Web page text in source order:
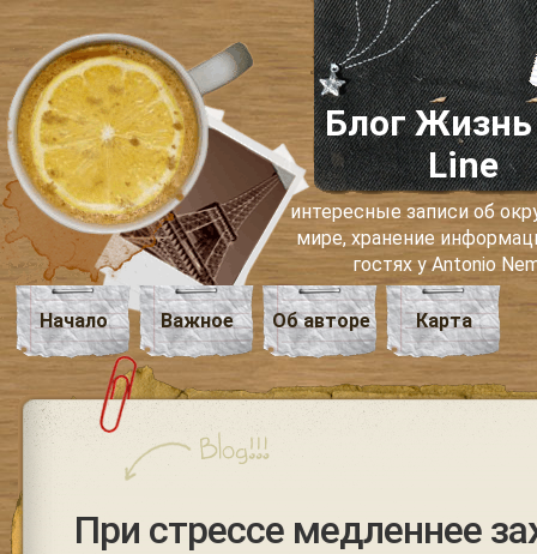
Блог Жизнь
Line
интересные записи об
мире, хранение
гостях у Antonio
Начало Важное Об авторе Карта
При стрессе медленнее